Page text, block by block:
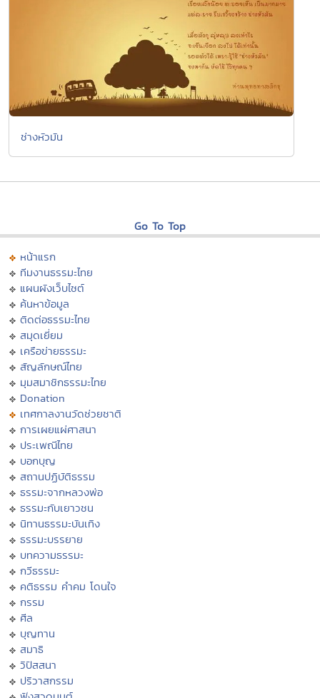
ช่างหัวมัน
Go To Top
หน้าแรก
ทีมงานธรรมะไทย
แผนผังเว็บไซต์
ค้นหาข้อมูล
ติดต่อธรรมะไทย
สมุดเยี่ยม
เครือข่ายธรรมะ
สัญลักษณ์ไทย
มุมสมาชิกธรรมะไทย
Donation
เทศกาลงานวัดช่วยชาติ
การเผยแผ่ศาสนา
ประเพณีไทย
บอกบุญ
สถานปฏิบัติธรรม
ธรรมะจากหลวงพ่อ
ธรรมะกับเยาวชน
นิทานธรรมะบันเทิง
ธรรมะบรรยาย
บทความธรรมะ
กวีธรรมะ
คติธรรม คำคม โดนใจ
กรรม
ศีล
บุญทาน
สมาธิ
วิปัสสนา
ปริวาสกรรม